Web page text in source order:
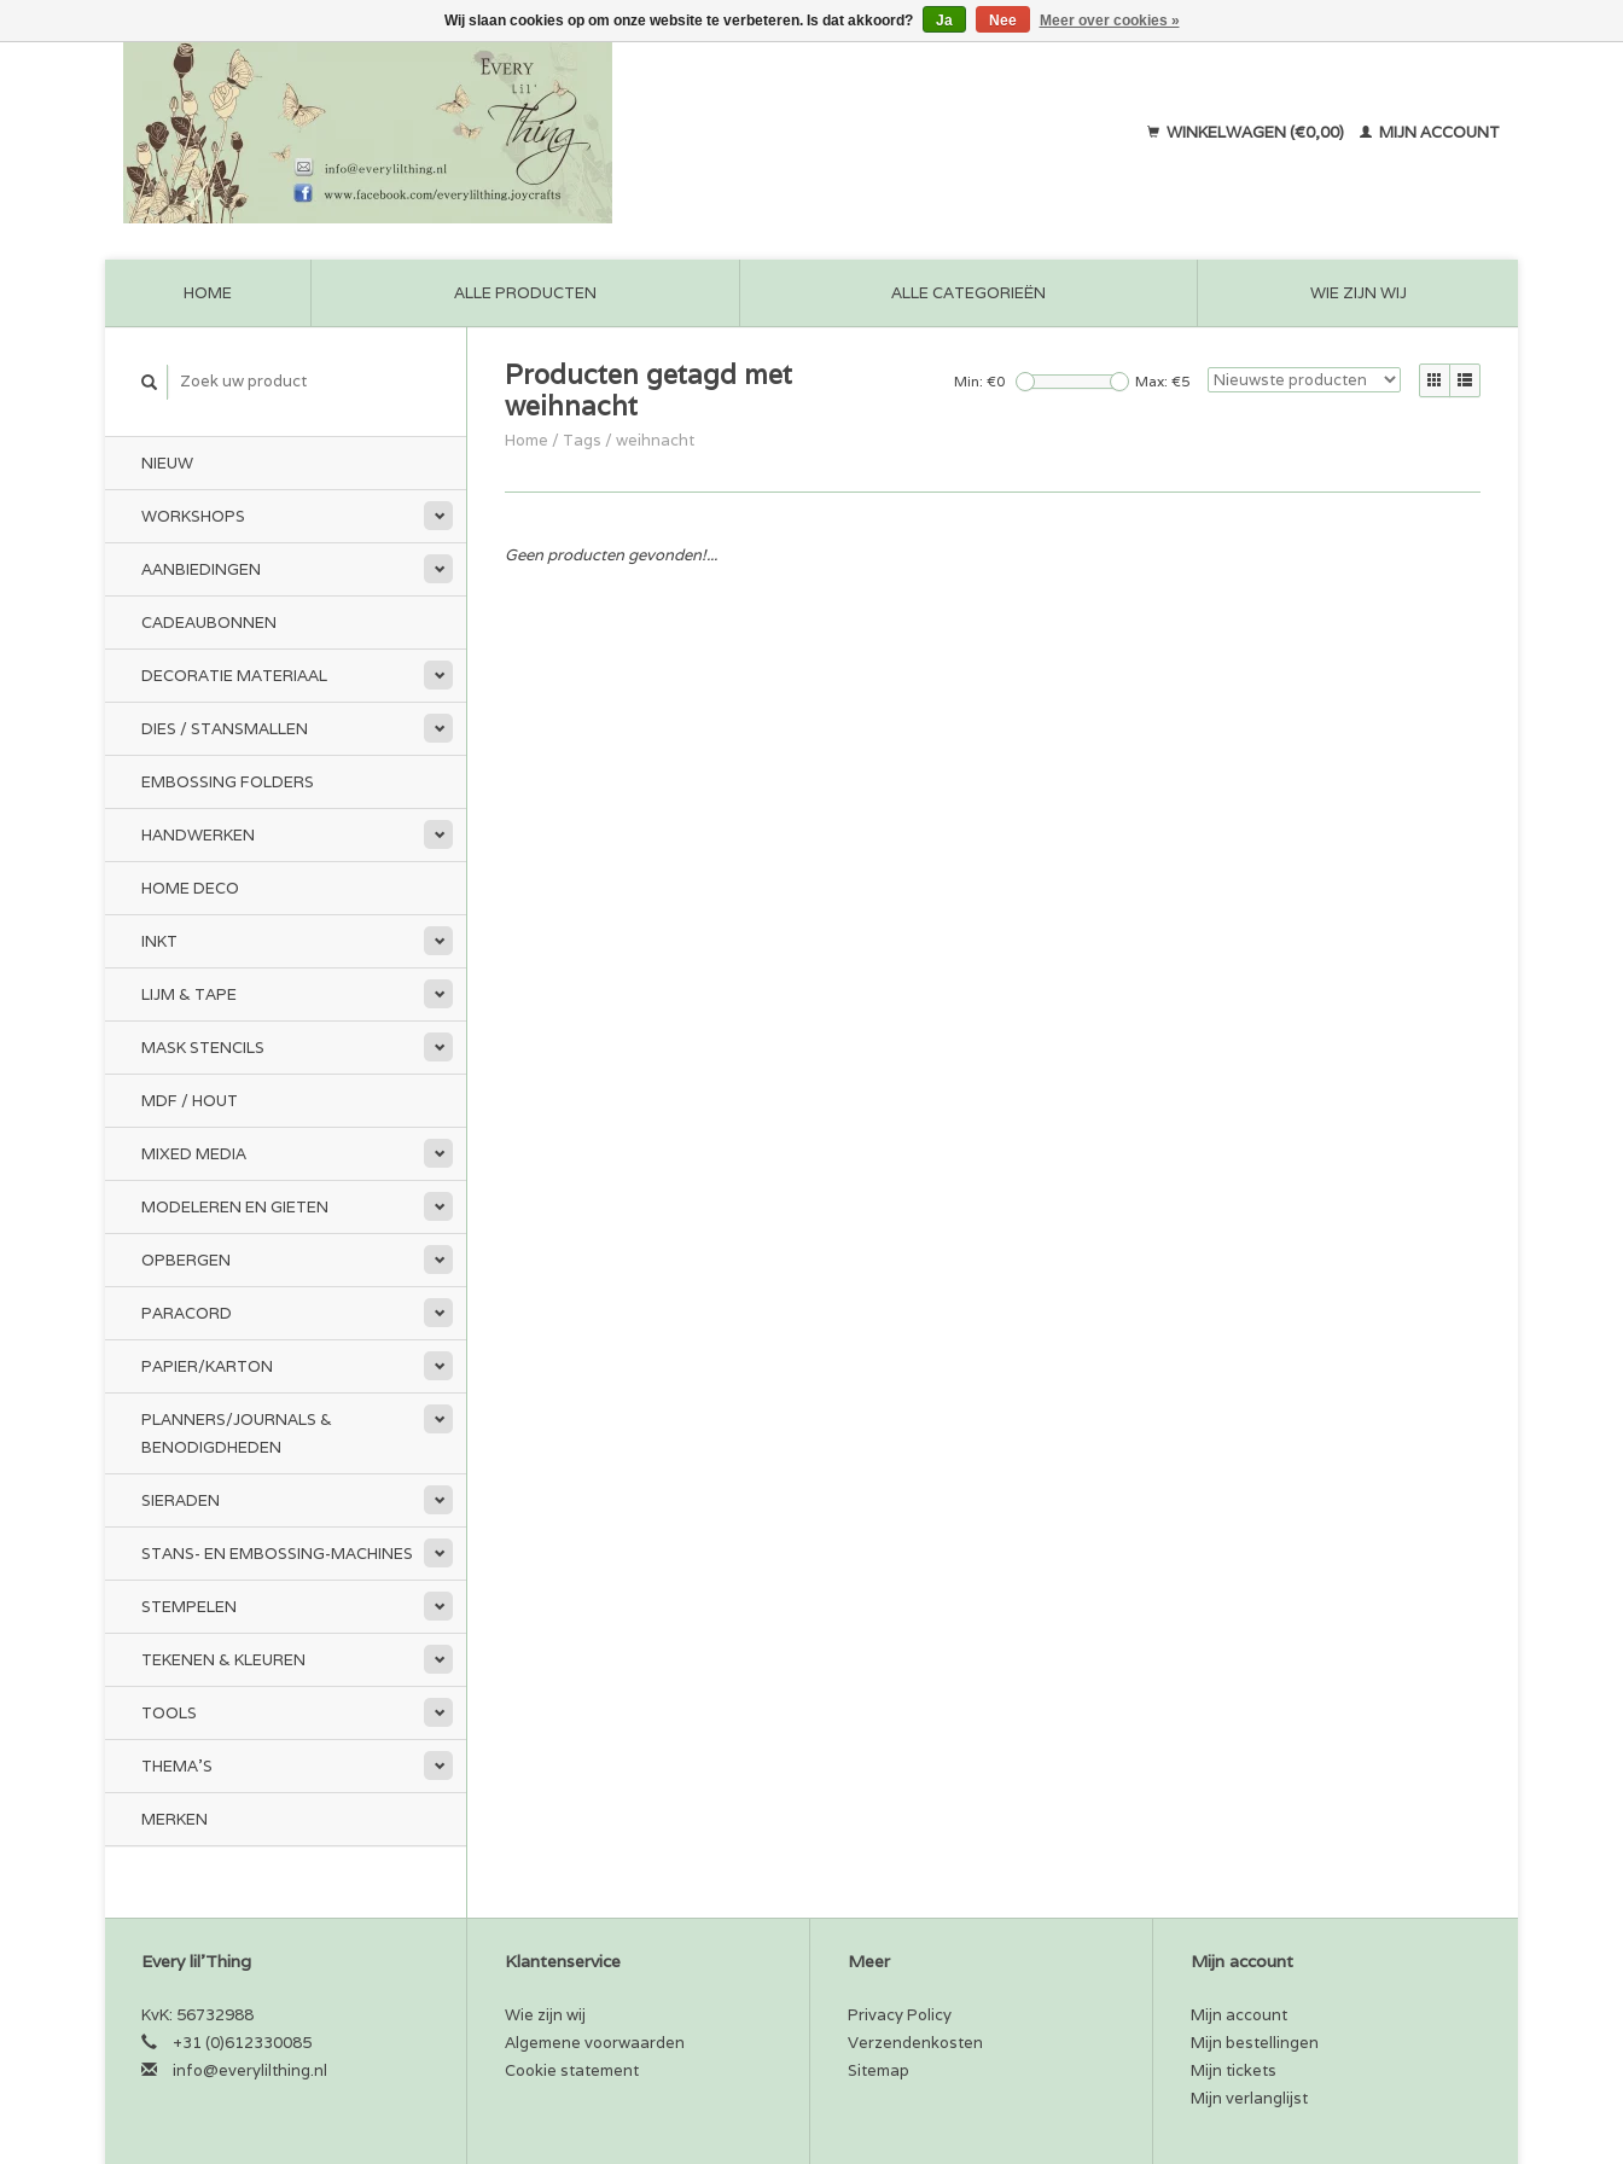
WINKELWAGEN (€0,00) MIJN ACCOUNT
HOME ALLE PRODUCTEN ALLE CATEGORIEËN WIE ZIJN WIJ
NIEUW
WORKSHOPS
AANBIEDINGEN
CADEAUBONNEN
DECORATIE MATERIAAL
DIES / STANSMALLEN
EMBOSSING FOLDERS
HANDWERKEN
HOME DECO
INKT
LIJM & TAPE
MASK STENCILS
MDF / HOUT
MIXED MEDIA
MODELEREN EN GIETEN
OPBERGEN
PARACORD
PAPIER/KARTON
PLANNERS/JOURNALS &
BENODIGDHEDEN
SIERADEN
STANS- EN EMBOSSING-MACHINES
STEMPELEN
TEKENEN & KLEUREN
TOOLS
THEMA'S
MERKEN
Producten getagd met
weihnacht
Home / Tags / weihnacht
Min: €0 Max: €5
Geen producten gevonden!...
Every lil'Thing
KvK: 56732988
+31 (0)612330085
info@everylilthing.nl
Klantenservice
Wie zijn wij
Algemene voorwaarden
Cookie statement
Meer
Privacy Policy
Verzendenkosten
Sitemap
Mijn account
Mijn account
Mijn bestellingen
Mijn tickets
Mijn verlanglijst
Wij slaan cookies op om onze website te verbeteren. Is dat akkoord? Ja Nee Meer over cookies »